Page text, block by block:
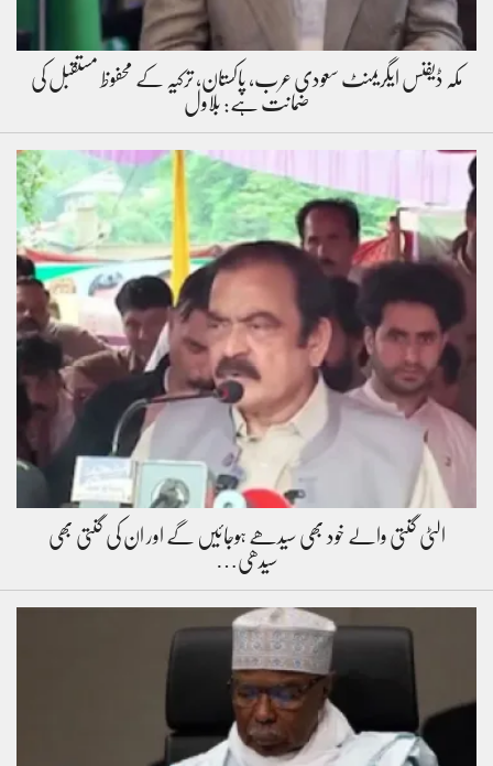
مکہ ڈیفنس ایگریمنٹ سعودی عرب، پاکستان، ترکیہ کے محفوظ مستقبل کی
ضمانت ہے: بلاول
الٹی گنتی والے خود بھی سیدھے ہوجائیں گے اور ان کی گنتی بھی
سیدھی…